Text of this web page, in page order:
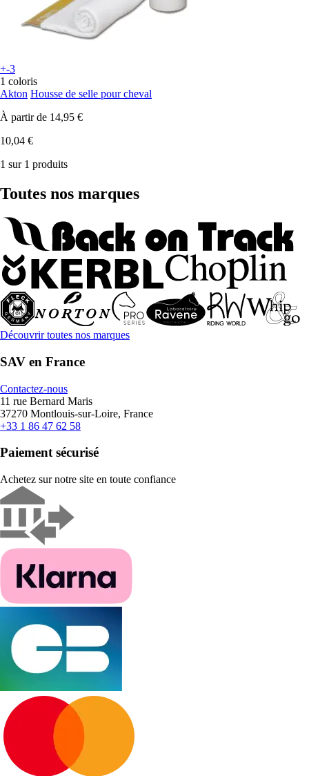
+-3
1 coloris
Akton Housse de selle pour cheval
À partir de 14,95 €
10,04 €
1 sur 1 produits
Toutes nos marques
Découvrir toutes nos marques
SAV en France
Contactez-nous
11 rue Bernard Maris
37270 Montlouis-sur-Loire, France
+33 1 86 47 62 58
Paiement sécurisé
Achetez sur notre site en toute confiance